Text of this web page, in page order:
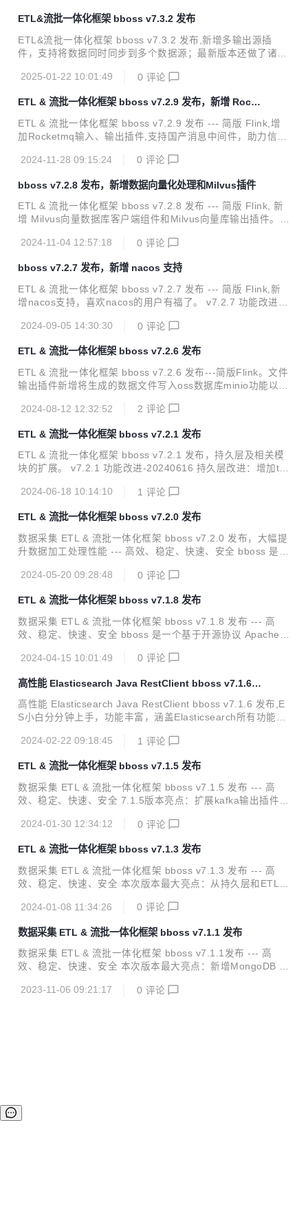
sticsearch客户端改进：Elasticsearch客户端健康检查机制、
服务节点发现机制、负载均衡容灾机制与Http-proxy微服务框
架完全合并 Elasticsearch客户端改进：Elasticsearch客户端
ETL&流批一体化框架 bboss v7.3.2 发布
ETL&流批一体化框架 bboss v7.3.2 发布,新增多输出源插
件，支持将数据同时同步到多个数据源；最新版本还做了诸多
体验。 v7.3.2 功能改进 数据采集功能扩展：增加多输出插
进：优化文件输出插件文件切割机制，优化输出记录数据buff
er机制，提升数据文件生成性能 数据采集功能改进：作业任务
完成回调处理配置管理优化 数据采集功能改进：优化作业停止
逻辑 Kafka客户端组件改进：优化消费组件事务管理机制 Jso
n组件改进：增加不关闭writer的json序列化方法，提供更加优
2025-01-22 10:01:49 0 评论
ETL & 流批一体化框架 bboss v7.2.9 发布，新增 Rocke
tmq 支持
ETL & 流批一体化框架 bboss v7.2.9 发布 --- 简版 Flink,增
加Rocketmq输入、输出插件,支持国产消息中间件，助力信创
件，为向量数据库Milvus提供数据迁移和导入导出能力。 v7.
据，支持同时设置多个topic主题，指定消息消费位置等参数；
可以使用各种输出插件输出经过加工处理后的消息数据。 新增
Rocketmq输出插件：从各种数据来源采集数据，经过加工处
mq 增...
2024-11-28 09:15:24 0 评论
bboss v7.2.8 发布，新增数据向量化处理和Milvus插件
ETL & 流批一体化框架 bboss v7.2.8 发布 --- 简版 Flink, 新
增 Milvus向量数据库客户端组件和Milvus向量库输出插件。 v
出插件，支持在数据处理时，调用向量模型服务，对数据进行
le="margin-left:0; margin-right:0">使用参考文档：<a href
="https://esdoc.bbossgroups.com/#/datatran-plugins?id=_
212-milvus%e5%90%91%e...
2024-11-04 12:57:18 0 评论
bboss v7.2.7 发布，新增 nacos 支持
ETL & 流批一体化框架 bboss v7.2.7 发布 --- 简版 Flink,新
增nacos支持，喜欢nacos的用户有福了。 v7.2.7 功能改进 ht
于nacos服务发现功能 es客户端改进：增加nacos配置中心支
源停止后，相应的ClientInterface api抛出es数据源停止异
常；数据源重启后，相应的ClientInterface api即可恢复正常
调用，提供相应的测试用例CustormInitAndBoot1 基础框架改
2024-09-05 14:30:30 0 评论
ETL & 流批一体化框架 bboss v7.2.6 发布
ETL & 流批一体化框架 bboss v7.2.6 发布---简版Flink。文件
输出插件新增将生成的数据文件写入oss数据库minio功能以及
Postgresql分页查询失败问题 功能改进：将框架中部分缓存功
存在多线程安全隐患 文件输出插件改进：增加将文件写入oss
数据库minio功能，使用案例：抽取Elasticsearch数据生成文
件，并写入oss数据库minio 问题修复：修复大数据量excel文
2024-08-12 12:32:52 2 评论
ETL & 流批一体化框架 bboss v7.2.1 发布
ETL & 流批一体化框架 bboss v7.2.1 发布，持久层及相关模
块的扩展。 v7.2.1 功能改进-20240616 持久层改进：增加td
log日志 数据库输入、输出插件改进：增加直接引用第三方Da
出插件直接引用第三方Datasource功能 使用案例 https://esd
oc.bbossgroups.com/#/bboss-datasyn-demo 数据采集&流
批一体化处理使用指南 https://esdoc.bbossgroups.com/...
2024-06-18 10:14:10 1 评论
ETL & 流批一体化框架 bboss v7.2.0 发布
数据采集 ETL & 流批一体化框架 bboss v7.2.0 发布，大幅提
升数据加工处理性能 --- 高效、稳定、快速、安全 bboss 是一
队 bboss 运维，主要由以下三部分构成： Elasticsearch Hig
ch/Opensearch java orm 客户端框架 数据采集同步 ETL ，
一个基于 java 语言实现数据采集作业的强大 ETL 工具，提供
丰富的输入插件和输出插件，可以基于插件规范轻松扩展新的
2024-05-20 09:28:48 0 评论
ETL & 流批一体化框架 bboss v7.1.8 发布
数据采集 ETL & 流批一体化框架 bboss v7.1.8 发布 --- 高
效、稳定、快速、安全 bboss 是一个基于开源协议 Apache Li
下三部分构成： Elasticsearch Highlevel Java Restclient ，
客户端框架 数据采集同步 ETL ，一个基于 java 语言实现数据
采集作业的强大 ETL 工具，提供丰富的输入插件和输出插
件，可以基于插件规范轻松扩展新的输入插件和输出插件 流批
2024-04-15 10:01:49 0 评论
高性能 Elasticsearch Java RestClient bboss v7.1.6
发布
高性能 Elasticsearch Java RestClient bboss v7.1.6 发布,E
S小白分分钟上手，功能丰富，涵盖Elasticsearch所有功能，
D，脚本，sql，jdbc，高亮，权重，聚合，IP地理位置解析，
户端负载容灾，兼容性好，易于集成 A highlevel rest client.
A high performence o/r mapping rest client. A dsl and sql r
est client. Support Elasti...
2024-02-22 09:18:45 1 评论
ETL & 流批一体化框架 bboss v7.1.5 发布
数据采集 ETL & 流批一体化框架 bboss v7.1.5 发布 --- 高
效、稳定、快速、安全 7.1.5版本亮点：扩展kafka输出插件，
是一个基于开源协议 Apache License 发布的开源项目，由开
Highlevel Java Restclient ， 一个高性能高兼容性的 Elastics
earch/Opensearch java 客户端框架 数据采集同步 ETL ，一
个基于 java 语言实现数据采集作业的强大 ETL 工具，提供...
2024-01-30 12:34:12 0 评论
ETL & 流批一体化框架 bboss v7.1.3 发布
数据采集 ETL & 流批一体化框架 bboss v7.1.3 发布 --- 高
效、稳定、快速、安全 本次版本最大亮点：从持久层和ETL两
均衡机制 bboss 是一个基于开源协议 Apache License 发布
成： Elasticsearch Highlevel Java Restclient ， 一个高性能
高兼容性的 Elasticsearch/Opensearch java 客户端框架 数
据采集同步 ETL ，一个基于 java 语言实现数据采集作业的
2024-01-08 11:34:26 0 评论
数据采集 ETL & 流批一体化框架 bboss v7.1.1 发布
数据采集 ETL & 流批一体化框架 bboss v7.1.1发布 --- 高
效、稳定、快速、安全 本次版本最大亮点：新增MongoDB C
据，也可每次作业重启从最新位置采集MongoDB 增、删、改
2023-11-06 09:21:17 0 评论